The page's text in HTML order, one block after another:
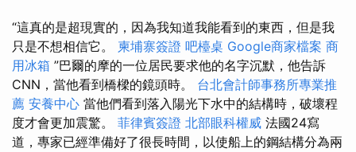
“這真的是超現實的，因為我知道我能看到的東西，但是我
只是不想相信它。 柬埔寨簽證 吧檯桌 Google商家檔案 商
用冰箱 ”巴爾的摩的一位居民要求他的名字沉默，他告訴
CNN，當他看到橋樑的鏡頭時。 台北會計師事務所專業推
薦 安養中心 當他們看到落入陽光下水中的結構時，破壞程
度才會更加震驚。 菲律賓簽證 北部眼科權威 法國24寫
道，專家已經準備好了很長時間，以使船上的鋼結構分為兩